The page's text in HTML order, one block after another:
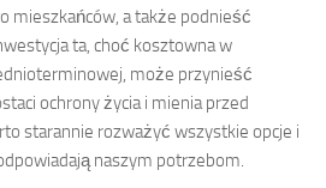
mieszkańców, a także podnieść
ta, choć kosztowna w
może przynieść
ochrony życia i mienia przed
starannie rozważyć wszystkie opcje i
naszym potrzebom.